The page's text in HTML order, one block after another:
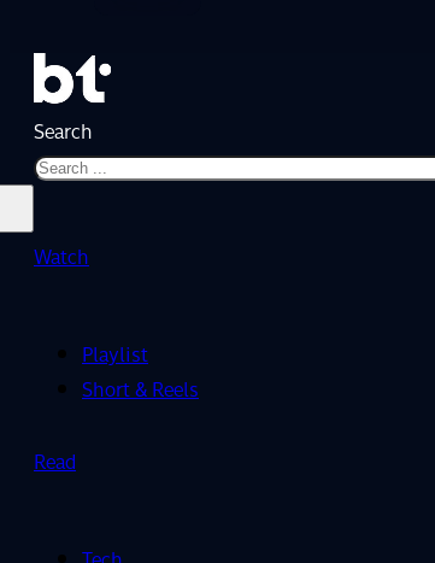
Search
Watch
Playlist
Short & Reels
Read